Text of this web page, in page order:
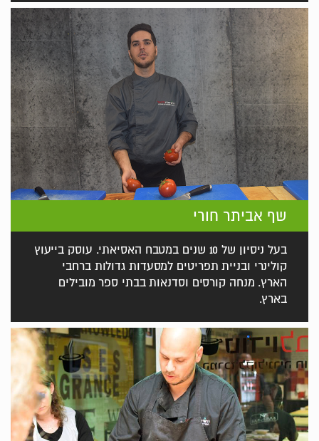
שף אביתר חורי
בעל ניסיון של 10 שנים במטבח האסיאתי. עוסק בייעוץ
קולינרי ובניית תפריטים למסעדות גדולות ברחבי
הארץ. מנחה קורסים וסדנאות בבתי ספר מובילים
בארץ.